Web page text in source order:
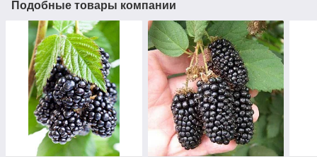
Подобные товары компании